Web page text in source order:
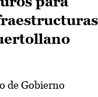
de Gobierno